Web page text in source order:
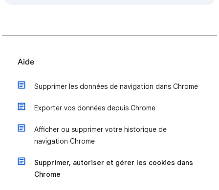
Aide
Supprimer les données de navigation dans Chrome
Exporter vos données depuis Chrome
Afficher ou supprimer votre historique de
navigation Chrome
Supprimer, autoriser et gérer les cookies dans
Chrome